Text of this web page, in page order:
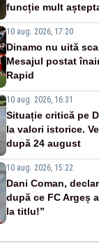
funcție mult
10 aug. 2026, 17:20
Dinamo nu uită
Mesajul postat
Rapid
10 aug. 2026, 16:31
Situație critică pe
la valori istorice.
după 24 august
10 aug. 2026, 15:22
Dani Coman,
după ce FC Argeș
la titlu!”